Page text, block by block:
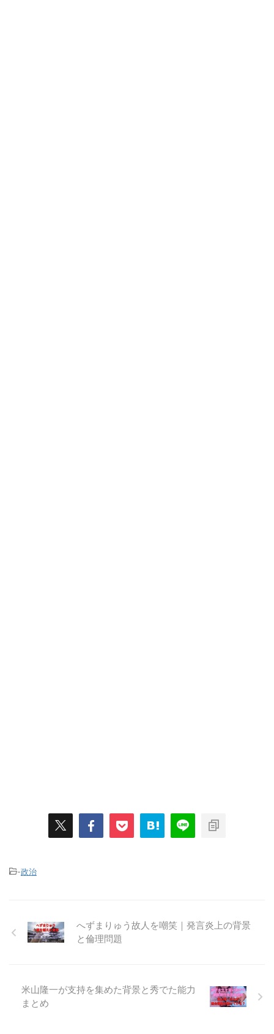
-政治
へずまりゅう故人を嘲笑｜発言炎上の背景
と倫理問題
米山隆一が支持を集めた背景と秀でた能力
まとめ